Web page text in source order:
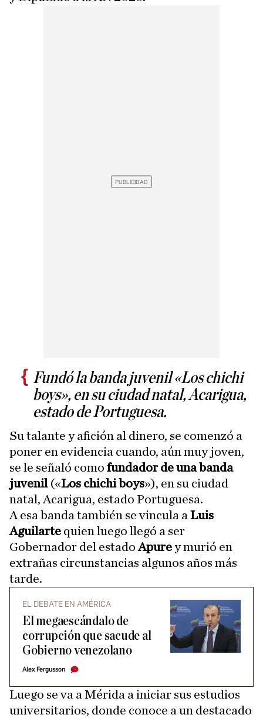
Fundó la banda juvenil «Los chichi
boys», en su ciudad natal, Acarigua,
estado de Portuguesa.
Su talante y afición al dinero, se comenzó a
poner en evidencia cuando, aún muy joven,
se le señaló como fundador de una banda
juvenil(«Los chichi boys»), en su ciudad
natal, Acarigua, estado Portuguesa.
A esa banda también se vincula a Luis
Aguilarte quien luego llegó a ser
Gobernador del estadoApurey murió en
extrañas circunstancias algunos años más
tarde.
EL DEBATE EN AMÉRICA
El megaescándalo de
corrupción que sacude al
Gobierno venezolano
Alex Fergusson
Luego se va a Mérida a iniciar sus estudios
universitarios, donde conoce a un destacado